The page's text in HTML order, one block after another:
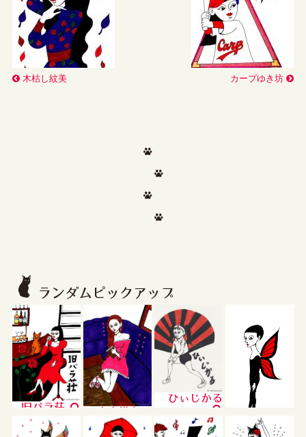
木枯し紋美 カープゆき坊
ランダムピックアップ
旧バラ荘
ひぃじかる
ヨハンくん